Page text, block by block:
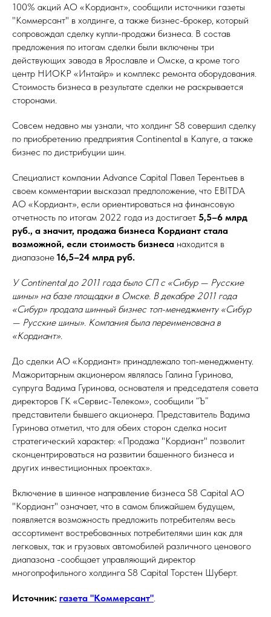
100% акций АО «Кордиант», сообщили источники газеты
"Коммерсант" в холдинге, а также бизнес-брокер, который
сопровождал сделку купли-продажи бизнеса. В cостав
предложения по итогам сделки были включены три
действующих завода в Ярославле и Омске, а кроме того
центр НИОКР «Интайр» и комплекс ремонта оборудования.
Стоимость бизнеса в результате сделки не раскрывается
сторонами.
Совсем недавно мы узнали, что холдинг S8 совершил сделку
по приобретению предприятия Continental в Калуге, а также
бизнес по дистрибуции шин.
Cпециалист компании Advance Capital Павел Терентьев в
своем комментарии высказал предположение, что EBITDA
АО «Кордиант», если ориентироваться на финансовую
отчетность по итогам 2022 года из достигает 5,5–6 млрд
руб., а значит, продажа бизнеса Кордиант стала
возможной, если стоимость бизнеса находится в
диапазоне 16,5–24 млрд руб.
У Continental до 2011 года было СП с «Сибур — Русские
шины» на базе площадки в Омске. В декабре 2011 года
«Сибур» продала шинный бизнес топ-менеджменту «Сибур
— Русские шины». Компания была переименована в
«Кордиант».
До сделки АО «Кордиант» принадлежало топ-менеджменту.
Мажоритарным акционером являлась Галина Гуринова,
супруга Вадима Гуринова, основателя и председателя совета
директоров ГК «Сервис-Телеком», сообщили “Ъ”
представители бывшего акционера. Представитель Вадима
Гуринова отметил, что для обеих сторон сделка носит
стратегический характер: «Продажа "Кордиант" позволит
сконцентрироваться на развитии башенного бизнеса и
других инвестиционных проектах».
Включение в шинное направление бизнеса S8 Capital АО
"Кордиант" означает, что в самом ближайшем будущем,
появляется возможность предложить потребителям весь
ассортимент востребованных потребителями шин как для
легковых, так и грузовых автомобилей различного ценового
диапазона -cообщает управляющий директор
многопрофильного холдинга S8 Capital Торстен Шуберт.
Источник: газета "Коммерсант".